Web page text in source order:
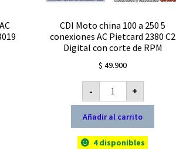
CDI Moto china 100 a 250 5
conexiones AC Pietcard 2380 C2
Digital con corte de RPM
$ 49.900
-
CDI
Moto
china
a
250
5
conexiones
AC
+
Añadir al carrito
4 disponibles